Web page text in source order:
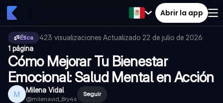
Abrir la app
Ética 423 visualizaciones·Actualizado 22 de julio de 2026·
1 página
Cómo Mejorar Tu Bienestar
Emocional: Salud Mental en Acción
M Milena Vidal
@milenavid_8ry4s
Seguir